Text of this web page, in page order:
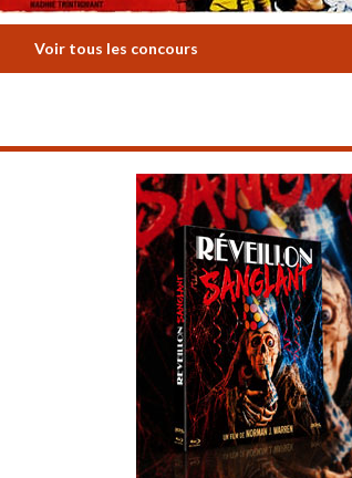
Voir tous les concours